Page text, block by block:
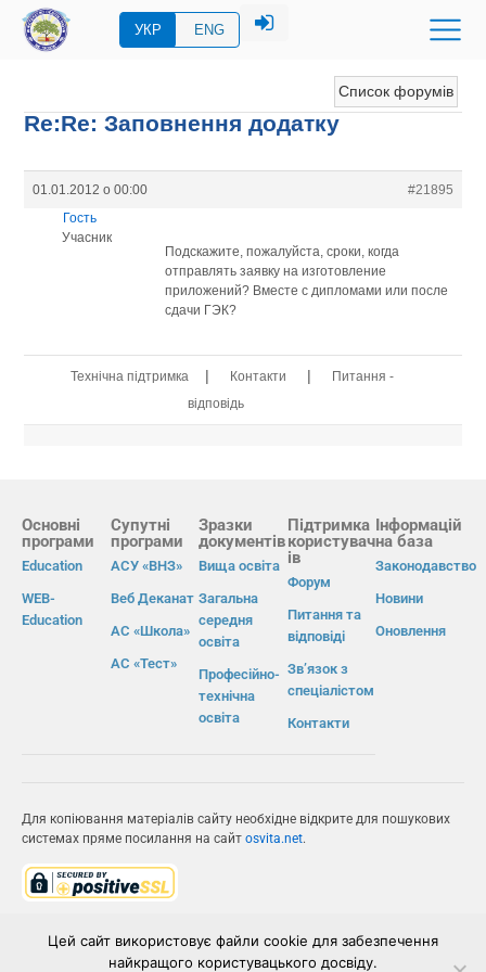
УКР ENG
Список форумів
Re:Re: Заповнення додатку
01.01.2012 о 00:00
#21895
Гость
Учасник
Подскажите, пожалуйста, сроки, когда
отправлять заявку на изготовление
приложений? Вместе с дипломами или после
сдачи ГЭК?
Технічна підтримка | Контакти |
Питання -
відповідь
Основні
програми
Education
WEB-
Education
Супутні
програми
АСУ «ВНЗ»
Веб Деканат
АС «Школа»
АС «Тест»
Зразки
документів
Вища освіта
Загальна
середня
освіта
Професійно-
технічна
освіта
Підтримка
користувач
ів
Форум
Питання та
відповіді
Зв’язок з
спеціалістом
Контакти
Інформацій
на база
Законодавство
Новини
Оновлення
Для копіювання матеріалів сайту необхідне відкрите для пошукових
системах пряме посилання на сайт osvita.net.
Цей сайт використовує файли cookie для забезпечення
найкращого користувацького досвіду.